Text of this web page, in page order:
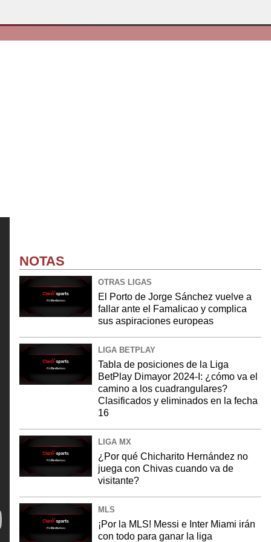
NOTAS
OTRAS LIGAS
El Porto de Jorge Sánchez vuelve a
fallar ante el Famalicao y complica
sus aspiraciones europeas
LIGA BETPLAY
Tabla de posiciones de la Liga
BetPlay Dimayor 2024-I: ¿cómo va el
camino a los cuadrangulares?
Clasificados y eliminados en la fecha
16
LIGA MX
¿Por qué Chicharito Hernández no
juega con Chivas cuando va de
visitante?
MLS
¡Por la MLS! Messi e Inter Miami irán
con todo para ganar la liga